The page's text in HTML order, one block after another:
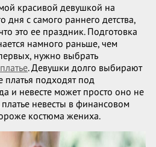
красивой девушкой на
дня с самого раннего детства,
это ее праздник. Подготовка
намного раньше, чем
нужно выбрать
. Девушки долго выбирают
платья подходят под
и невесте может просто оно не
невесты в финансовом
костюма жениха.